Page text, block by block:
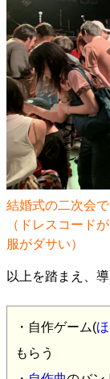
結婚式の二次会
（ドレスコードが
服がダサい）
以上を踏まえ、
・自作ゲーム(
もらう